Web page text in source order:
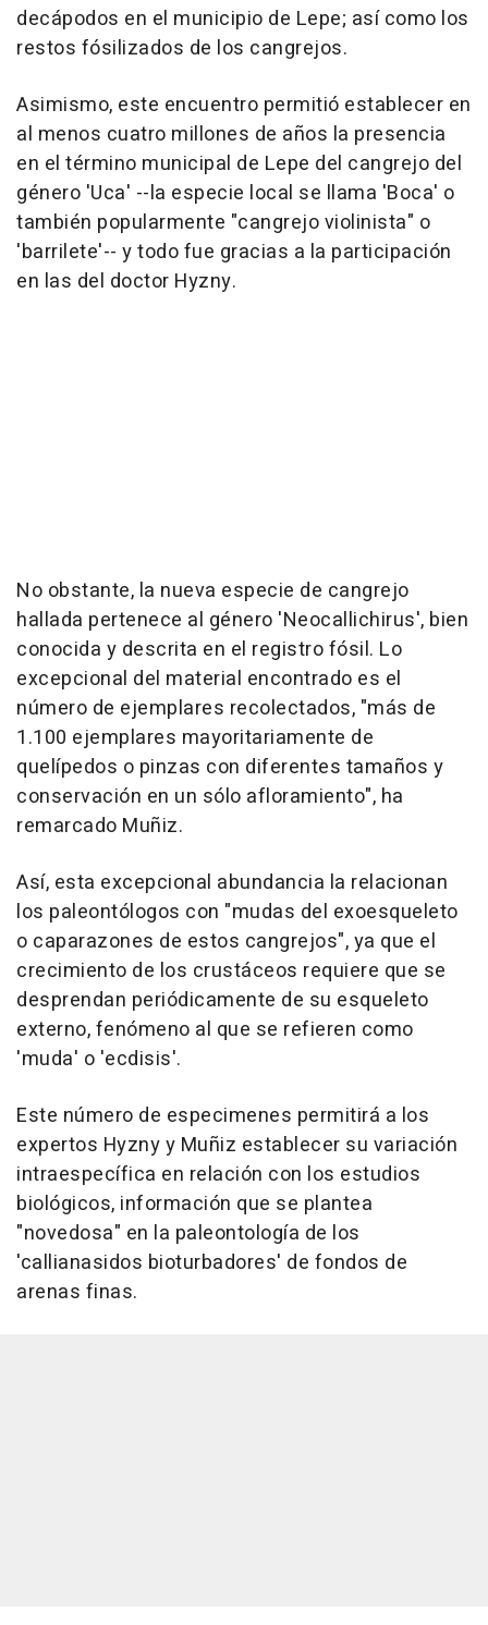
decápodos en el municipio de Lepe; así como los
restos fósilizados de los cangrejos.
Asimismo, este encuentro permitió establecer en
al menos cuatro millones de años la presencia
en el término municipal de Lepe del cangrejo del
género 'Uca' --la especie local se llama 'Boca' o
también popularmente "cangrejo violinista" o
'barrilete'-- y todo fue gracias a la participación
en las del doctor Hyzny.
No obstante, la nueva especie de cangrejo
hallada pertenece al género 'Neocallichirus', bien
conocida y descrita en el registro fósil. Lo
excepcional del material encontrado es el
número de ejemplares recolectados, "más de
1.100 ejemplares mayoritariamente de
quelípedos o pinzas con diferentes tamaños y
conservación en un sólo afloramiento", ha
remarcado Muñiz.
Así, esta excepcional abundancia la relacionan
los paleontólogos con "mudas del exoesqueleto
o caparazones de estos cangrejos", ya que el
crecimiento de los crustáceos requiere que se
desprendan periódicamente de su esqueleto
externo, fenómeno al que se refieren como
'muda' o 'ecdisis'.
Este número de especimenes permitirá a los
expertos Hyzny y Muñiz establecer su variación
intraespecífica en relación con los estudios
biológicos, información que se plantea
"novedosa" en la paleontología de los
'callianasidos bioturbadores' de fondos de
arenas finas.